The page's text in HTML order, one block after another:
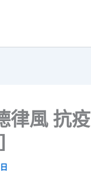
律風 抗